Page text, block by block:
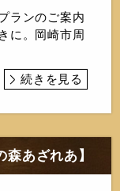
ランのご案内
に。岡崎市周
続きを見る
あざれあ】